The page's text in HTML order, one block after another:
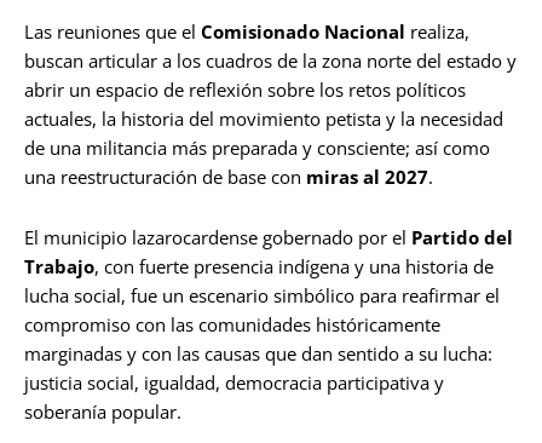
Las reuniones que el Comisionado Nacional realiza,
buscan articular a los cuadros de la zona norte del estado y
abrir un espacio de reflexión sobre los retos políticos
actuales, la historia del movimiento petista y la necesidad
de una militancia más preparada y consciente; así como
una reestructuración de base con miras al 2027.
El municipio lazarocardense gobernado por el Partido del
Trabajo, con fuerte presencia indígena y una historia de
lucha social, fue un escenario simbólico para reafirmar el
compromiso con las comunidades históricamente
marginadas y con las causas que dan sentido a su lucha:
justicia social, igualdad, democracia participativa y
soberanía popular.